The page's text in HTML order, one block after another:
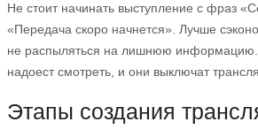
Не стоит начинать выступление с фраз
«Передача скоро начнется». Лучше
не распыляться на лишнюю
надоест смотреть, и они выключат
Этапы создания